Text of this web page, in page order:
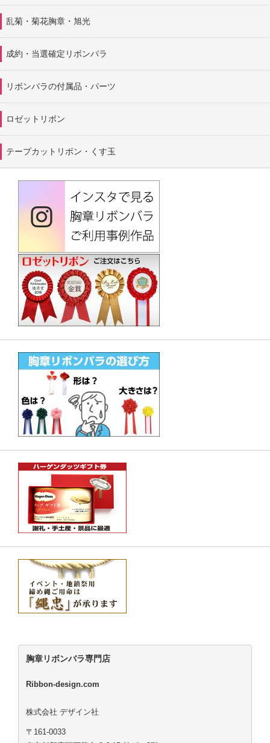
乱菊・菊花胸章・旭光
成約・当選確定リボンバラ
リボンバラの付属品・パーツ
ロゼットリボン
テープカットリボン・くす玉
胸章リボンバラ専門店
Ribbon-design.com
株式会社 デザイン社
〒161-0033